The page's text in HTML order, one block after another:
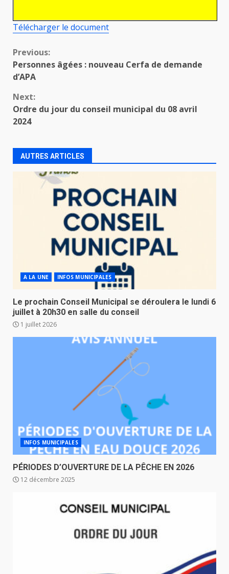
Télécharger le document
Continue
Reading
Previous:
Personnes âgées : nouveau Cerfa de demande
d’APA
Next:
Ordre du jour du conseil municipal du 08 avril
2024
AUTRES ARTICLES
A LA UNE INFOS MUNICIPALES
Le prochain Conseil Municipal se déroulera le lundi 6
juillet à 20h30 en salle du conseil
1 juillet 2026
INFOS MUNICIPALES
PÉRIODES D’OUVERTURE DE LA PÊCHE EN 2026
12 décembre 2025